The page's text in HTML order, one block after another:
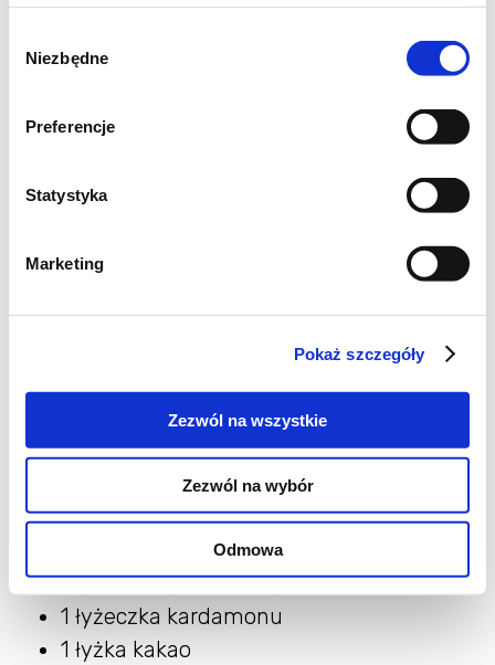
zgody
Niezbędne
Preferencje
Statystyka
Marketing
Pokaż szczegóły
Zezwól na wszystkie
Zezwól na wybór
Odmowa
125 g ciemnej czekolady (70%)
100 g masła
1 jajko
200 g mąki pszennej
1 łyżeczka proszku dopieczenia
1 łyżeczka kardamonu
1 łyżka kakao